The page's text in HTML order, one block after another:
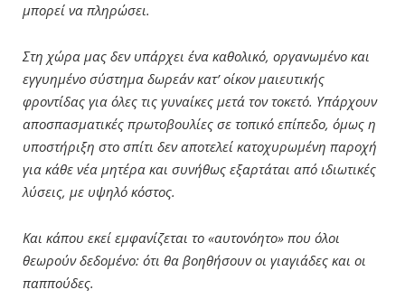
μπορεί να πληρώσει.
Στη χώρα μας δεν υπάρχει ένα καθολικό, οργανωμένο και
εγγυημένο σύστημα δωρεάν κατ’ οίκον μαιευτικής
φροντίδας για όλες τις γυναίκες μετά τον τοκετό. Υπάρχουν
αποσπασματικές πρωτοβουλίες σε τοπικό επίπεδο, όμως η
υποστήριξη στο σπίτι δεν αποτελεί κατοχυρωμένη παροχή
για κάθε νέα μητέρα και συνήθως εξαρτάται από ιδιωτικές
λύσεις, με υψηλό κόστος.
Και κάπου εκεί εμφανίζεται το «αυτονόητο» που όλοι
θεωρούν δεδομένο: ότι θα βοηθήσουν οι γιαγιάδες και οι
παππούδες.